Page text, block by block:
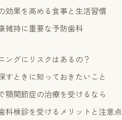
効果を高める食事と生活習慣
維持に重要な予防歯科
ングにリスクはあるの？
すときに知っておきたいこと
顎関節症の治療を受けるなら
科検診を受けるメリットと注意点